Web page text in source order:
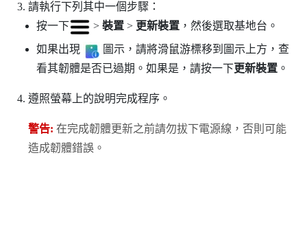
請執行下列其中一個步驟：
按一下
>裝置 > 更新裝置 ，然後選取基地台。
如果出現
圖示，請將滑鼠游標移到圖示上方，查
看其韌體是否已過期。如果是，請按一下更新裝置 。
遵照螢幕上的說明完成程序。
警告: 在完成韌體更新之前請勿拔下電源線，否則可能
造成韌體錯誤。